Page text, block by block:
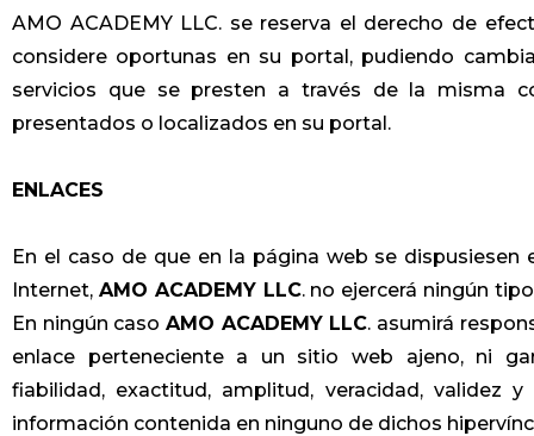
AMO ACADEMY LLC. se reserva el derecho de
considere oportunas en su portal, pudiendo
servicios que se presten a través de la misma
presentados o localizados en su portal.
ENLACES
En el caso de que en la página web se
Internet, AMO ACADEMY LLC. no ejercerá ningún
En ningún casoAMO ACADEMY LLC. asumirá
enlace perteneciente a un sitio web ajeno, ni
fiabilidad, exactitud, amplitud, veracidad, validez
información contenida en ninguno de dichos